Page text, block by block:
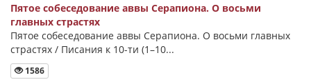
Пятое собеседование аввы Серапиона. О восьми
главных страстях
Пятое собеседование аввы Серапиона. О восьми главных
страстях / Писания к 10-ти (1–10...
1586